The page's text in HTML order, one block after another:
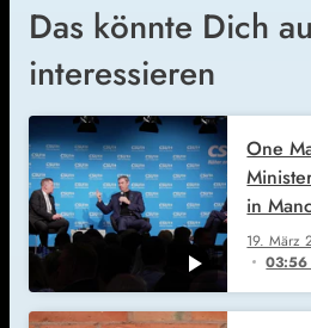
Das könnte Dich
interessieren
19. März
03:56
One
in